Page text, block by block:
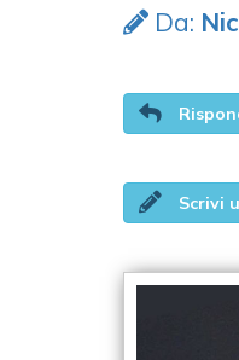
Da:
Scrivi